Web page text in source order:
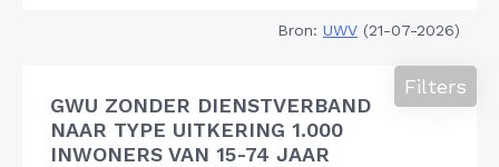
Bron: UWV (21-07-2026)
GWU ZONDER DIENSTVERBAND
NAAR TYPE UITKERING 1.000
INWONERS VAN 15-74 JAAR
Filters